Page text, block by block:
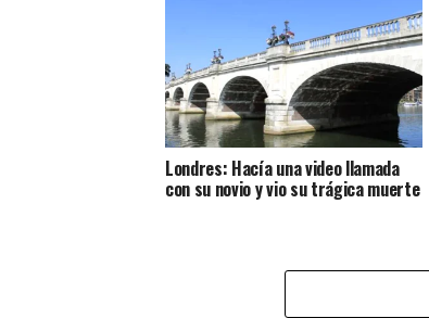
Londres: Hacía una video llamada
con su novio y vio su trágica muerte